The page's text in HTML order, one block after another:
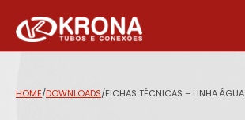
HOME/DOWNLOADS/FICHAS TÉCNICAS – LINHA